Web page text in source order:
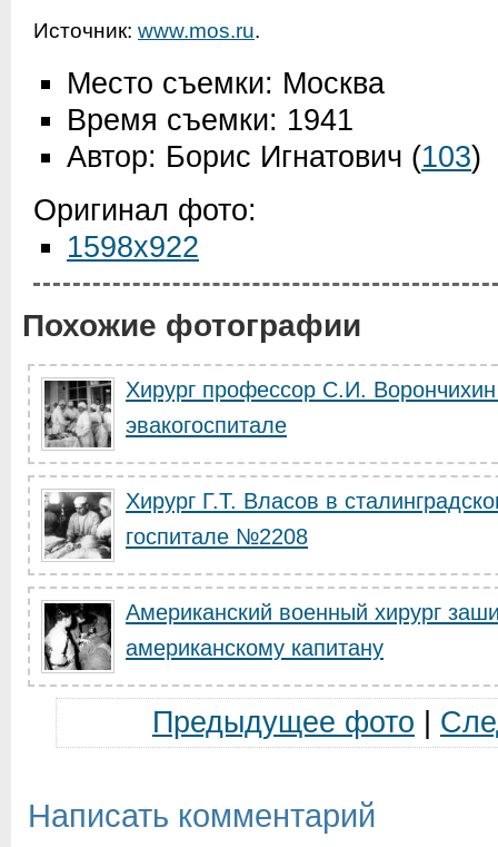
Источник: www.mos.ru.
Место съемки: Москва
Время съемки: 1941
Автор: Борис Игнатович (103)
Оригинал фото:
1598x922
Похожие фотографии
Хирург профессор С.И.
эвакогоспитале
Хирург Г.Т. Власов в
госпитале №2208
Американский военный хирург
американскому капитану
Предыдущее фото
Написать комментарий